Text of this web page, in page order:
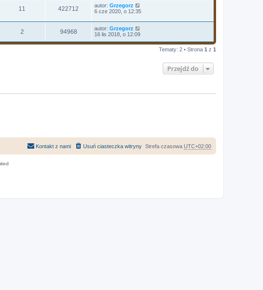
11 422712 autor: Grzegorz
6 cze 2020, o 12:35
2 94968 autor: Grzegorz
16 lis 2018, o 12:09
Tematy: 2 • Strona 1 z 1
Przejdź do
Strefa czasowa UTC+02:00
Usuń ciasteczka witryny
Kontakt z nami